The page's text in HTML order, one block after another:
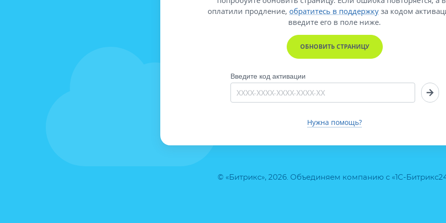
© «Битрикс», 2026. Объединяем компанию с «1С-
оплатили продление, обратитесь в поддержку за кодом
введите его в поле ниже.
ОБНОВИТЬ СТРАНИЦУ
Введите код активации
Нужна помощь?